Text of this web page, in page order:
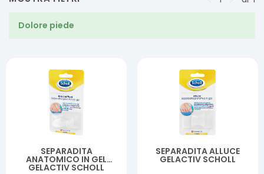
Dolore piede
SEPARADITA
ANATOMICO IN GEL
GELACTIV SCHOLL
SEPARADITA ALLUCE
GELACTIV SCHOLL